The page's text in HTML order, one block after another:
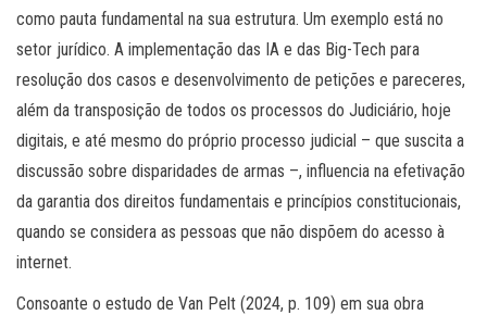
como pauta fundamental na sua estrutura. Um exemplo está no
setor jurídico. A implementação das IA e das Big-Tech para
resolução dos casos e desenvolvimento de petições e pareceres,
além da transposição de todos os processos do Judiciário, hoje
digitais, e até mesmo do próprio processo judicial – que suscita a
discussão sobre disparidades de armas –, influencia na efetivação
da garantia dos direitos fundamentais e princípios constitucionais,
quando se considera as pessoas que não dispõem do acesso à
internet.
Consoante o estudo de Van Pelt (2024, p. 109) em sua obra